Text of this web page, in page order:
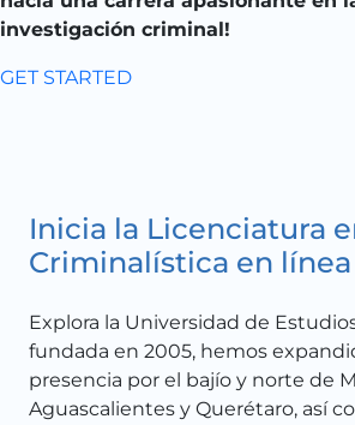
investigación criminal!
GET STARTED
Inicia la Licenciatura
Criminalística en línea
Explora la Universidad de
fundada en 2005, hemos
presencia por el bajío y norte de
Aguascalientes y Querétaro, así